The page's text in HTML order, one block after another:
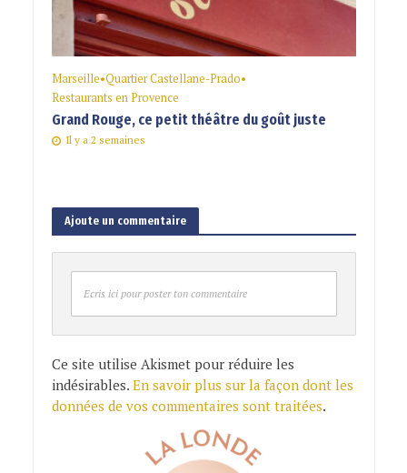
Marseille•Quartier Castellane-Prado•
Restaurants en Provence
Grand Rouge, ce petit théâtre du goût juste
Il y a 2 semaines
Ajoute un commentaire
Ecris ici pour poster ton commentaire
Ce site utilise Akismet pour réduire les
indésirables. En savoir plus sur la façon dont les
données de vos commentaires sont traitées.